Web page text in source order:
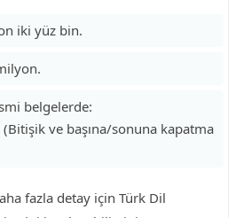
iki yüz bin.
belgelerde:
ve başına/sonuna kapatma
fazla detay için Türk Dil